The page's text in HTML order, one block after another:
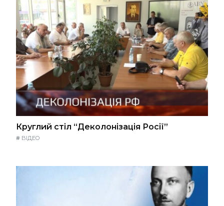
Круглий стіл “Деколонізація Росії”
# ВІДЕО